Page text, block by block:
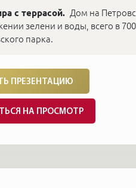
с террасой. Дом на
зелени и воды, всего в
парка.
ПРЕЗЕНТАЦИЮ
НА ПРОСМОТР